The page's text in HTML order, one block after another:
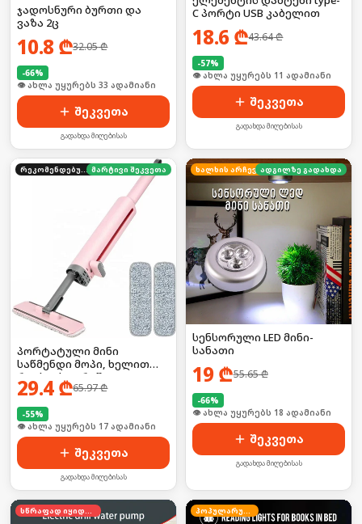
ჯადოსნური ბურთი და
ვაზა 2ც
10.8 ₾32.05₾
-66%
👁 ახლა უყურებს 33 ადამიანი
შეკვეთა
გადახდა მიღებისას
C პორტი USB კაბელით
18.6 ₾43.64₾
-57%
👁 ახლა უყურებს 11 ადამიანი
შეკვეთა
გადახდა მიღებისას
რეკომენდებული მარტივი შეკვეთა
პორტატული მინი
საწმენდი მოპი, ხელით
რეცხვის გარეშე
29.4₾65.97₾
-55%
🛒 ბოლო 24სთ-ში იყიდა 25-მა
შეკვეთა
გადახდა მიღებისას
ხალხის არჩევანი
ადგილზე გადახდა
სენსორული LED მინი-
სანათი
19 ₾55.65₾
-66%
🛒 ბოლო 24სთ-ში იყიდა 25-მა
შეკვეთა
გადახდა მიღებისას
სწრაფად იყიდება პოპულარული